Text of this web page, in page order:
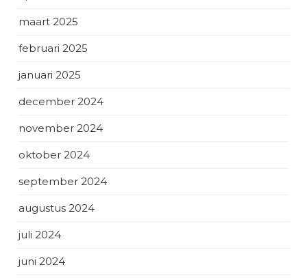
maart 2025
februari 2025
januari 2025
december 2024
november 2024
oktober 2024
september 2024
augustus 2024
juli 2024
juni 2024